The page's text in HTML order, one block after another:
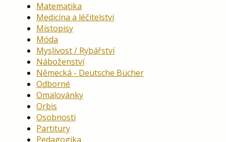
Matematika
Medicína a léčitelství
Místopisy
Móda
Myslivost / Rybářství
Náboženství
Německá - Deutsche Bücher
Odborné
Omalovánky
Orbis
Osobnosti
Partitury
Pedagogika